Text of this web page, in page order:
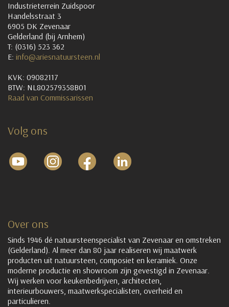
Industrieterrein Zuidspoor
Handelsstraat 3
6905 DK Zevenaar
Gelderland (bij Arnhem)
T: (0316) 523 362
E: info@ariesnatuursteen.nl
KVK: 09082117
BTW: NL802579358B01
Raad van Commissarissen
Volg ons
Over ons
Sinds 1946 dé natuursteenspecialist van Zevenaar en omstreken
(Gelderland). Al meer dan 80 jaar realiseren wij maatwerk
producten uit natuursteen, composiet en keramiek. Onze
moderne productie en showroom zijn gevestigd in Zevenaar.
Wij werken voor keukenbedrijven, architecten,
interieurbouwers, maatwerkspecialisten, overheid en
particulieren.